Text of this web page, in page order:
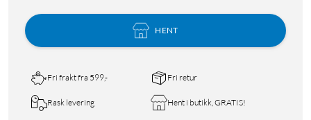
HENT
Fri frakt fra 599,- Fri retur
Rask levering Hent i butikk, GRATIS!